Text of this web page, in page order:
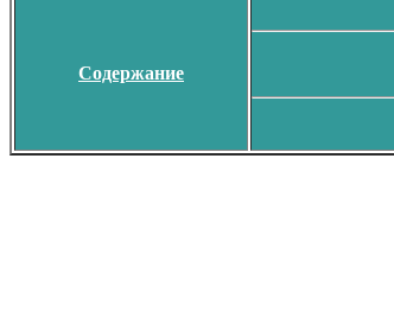
Содержание